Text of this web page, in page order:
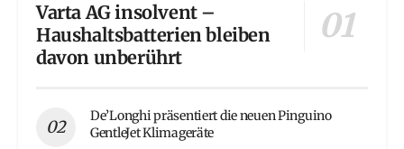
Varta AG insolvent –
Haushaltsbatterien bleiben
davon unberührt
De’Longhi präsentiert die neuen Pinguino
GentleJet Klimageräte